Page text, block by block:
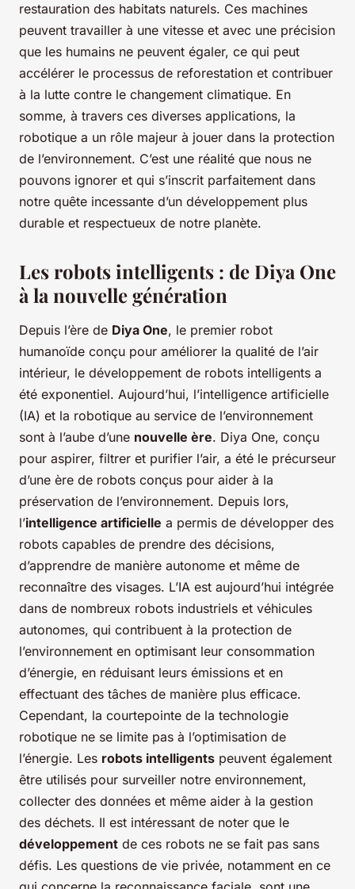
restauration des habitats naturels. Ces machines
peuvent travailler à une vitesse et avec une précision
que les humains ne peuvent égaler, ce qui peut
accélérer le processus de reforestation et contribuer
à la lutte contre le changement climatique. En
somme, à travers ces diverses applications, la
robotique a un rôle majeur à jouer dans la protection
de l’environnement. C’est une réalité que nous ne
pouvons ignorer et qui s’inscrit parfaitement dans
notre quête incessante d’un développement plus
durable et respectueux de notre planète.
Les robots intelligents : de Diya One
à la nouvelle génération
Depuis l’ère de Diya One, le premier robot
humanoïde conçu pour améliorer la qualité de l’air
intérieur, le développement de robots intelligents a
été exponentiel. Aujourd’hui, l’intelligence artificielle
(IA) et la robotique au service de l’environnement
sont à l’aube d’une nouvelle ère. Diya One, conçu
pour aspirer, filtrer et purifier l’air, a été le précurseur
d’une ère de robots conçus pour aider à la
préservation de l’environnement. Depuis lors,
l’intelligence artificielle a permis de développer des
robots capables de prendre des décisions,
d’apprendre de manière autonome et même de
reconnaître des visages. L’IA est aujourd’hui intégrée
dans de nombreux robots industriels et véhicules
autonomes, qui contribuent à la protection de
l’environnement en optimisant leur consommation
d’énergie, en réduisant leurs émissions et en
effectuant des tâches de manière plus efficace.
Cependant, la courtepointe de la technologie
robotique ne se limite pas à l’optimisation de
l’énergie. Les robots intelligents peuvent également
être utilisés pour surveiller notre environnement,
collecter des données et même aider à la gestion
des déchets. Il est intéressant de noter que le
développement de ces robots ne se fait pas sans
défis. Les questions de vie privée, notamment en ce